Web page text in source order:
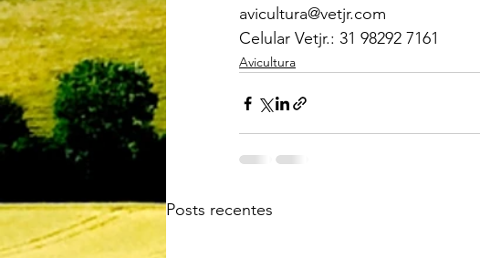
avicultura@vetjr.com
Celular Vetjr.: 31 98292 7161
Avicultura
Posts recentes